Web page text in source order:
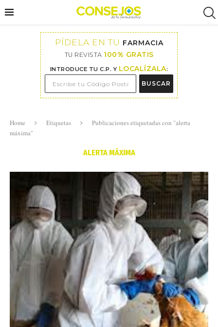
PÍDELA EN TU FARMACIA
TU REVISTA 100% GRATIS
INTRODUCE TU C.P. Y LOCALÍZALA:
BUSCAR
Home Etiquetas
Publicaciones etiquetadas con "alerta
máxima"
ALERTA MÁXIMA